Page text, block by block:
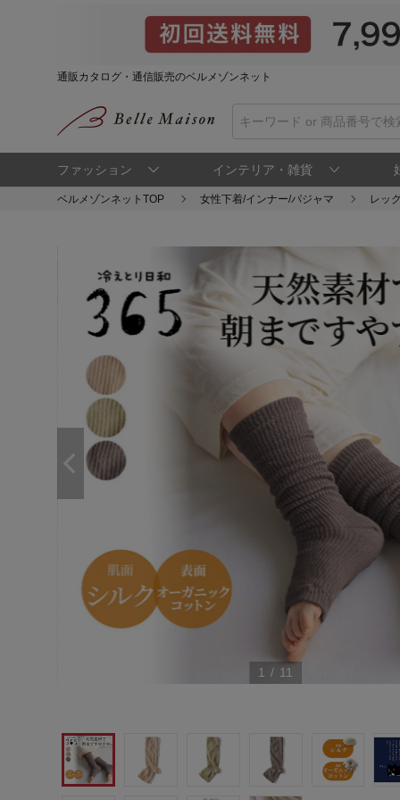
通販カタログ・通信販売のベルメゾンネット
ファッション インテリア・雑貨
ベルメゾンネットTOP 女性下着/インナー/パジャマ レッ
1 / 11